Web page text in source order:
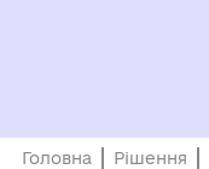
Головна Рішення